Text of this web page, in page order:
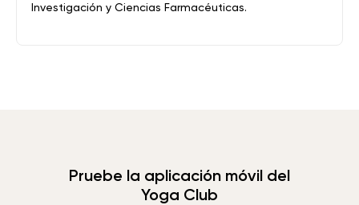
Investigación y Ciencias Farmacéuticas.
Pruebe la aplicación móvil del
Yoga Club